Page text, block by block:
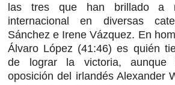
las tres que han brillado a
internacional en diversas
Sánchez e Irene Vázquez. En
Álvaro López (41:46) es quién
de lograr la victoria, aunque
oposición del irlandés Alexander